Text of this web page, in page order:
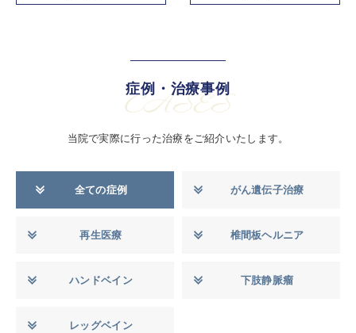
症例・治療事例
CASES
当院で実際に行った治療をご紹介いたします。
全ての症例 がん遺伝子治療
再生医療 椎間板ヘルニア
ハンドベイン 下肢静脈瘤
レッグベイン